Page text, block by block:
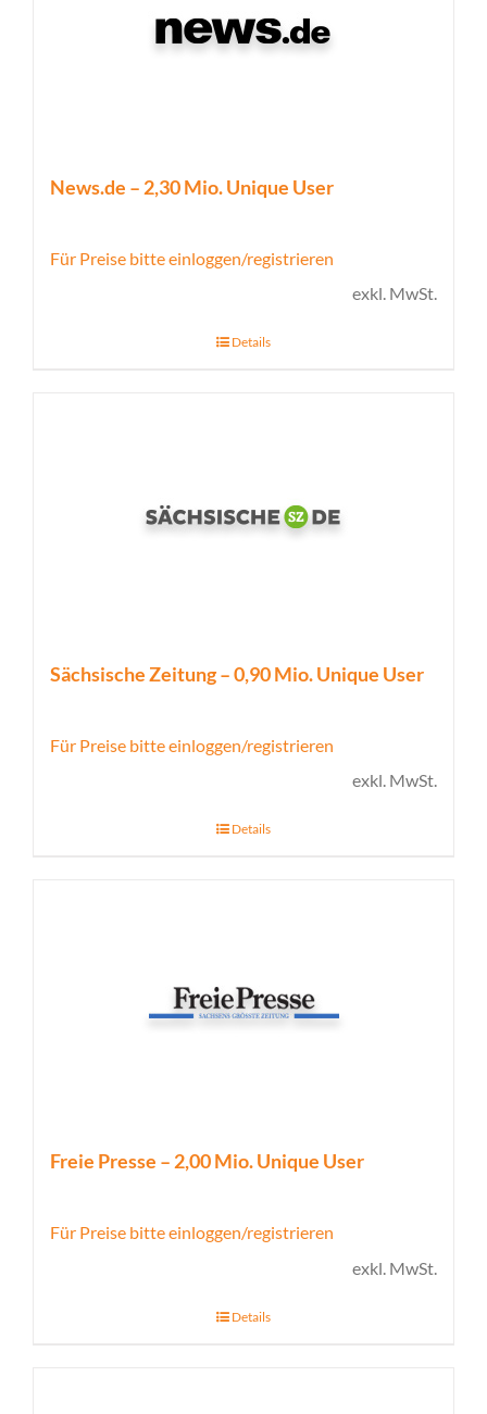
News.de – 2,30 Mio. Unique User
Für Preise bitte einloggen/registrieren
exkl. MwSt.
Details
Sächsische Zeitung – 0,90 Mio. Unique User
Für Preise bitte einloggen/registrieren
exkl. MwSt.
Details
Freie Presse – 2,00 Mio. Unique User
Für Preise bitte einloggen/registrieren
exkl. MwSt.
Details